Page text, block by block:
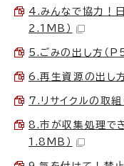
4.みんなで協力！
2.1MB）
5.ごみの出し方（
6.再生資源の出し
7.リサイクルの取
8.市が収集処理で
1.8MB）